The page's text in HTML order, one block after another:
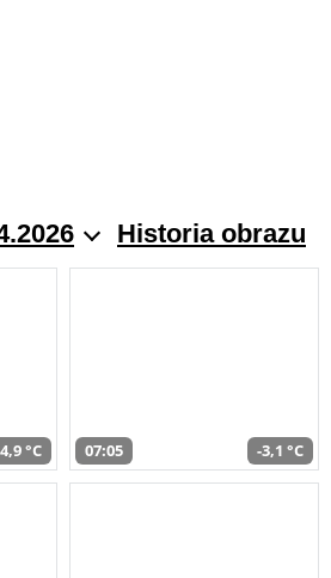
Historia obrazu
°C 07:05 -3,1 °C